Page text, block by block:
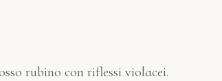
rubino con riflessi violacei.